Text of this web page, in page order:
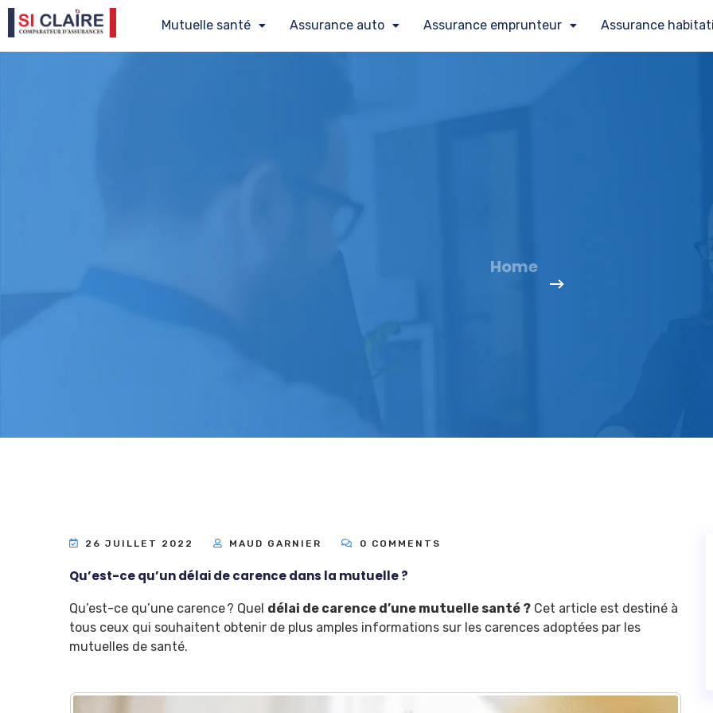
Mutuelle santé Assurance auto Assurance emprunteur Assurance
Home
26 JUILLET 2022 MAUD GARNIER 0 COMMENTS
Qu’est-ce qu’un délai de carence dans la mutuelle ?
Qu’est-ce qu’une carence ? Quel délai de carence d’une mutuelle santé ? Cet article est destiné à
tous ceux qui souhaitent obtenir de plus amples informations sur les carences adoptées par les
mutuelles de santé.